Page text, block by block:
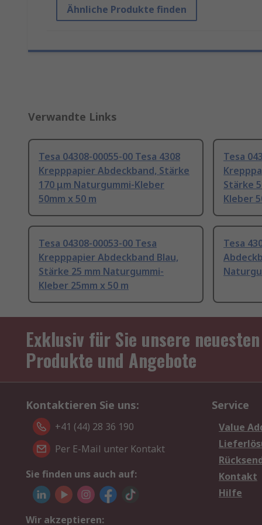
Ähnliche Produkte finden
Verwandte Links
Tesa 04308-00055-00 Tesa 4308
Krepppapier Abdeckband, Stärke
170 μm Naturgummi-Kleber
50mm x 50 m
Tesa
Stärke
Kleber
Tesa 04308-00053-00 Tesa
Krepppapier Abdeckband Blau,
Stärke 25 mm Naturgummi-
Kleber 25mm x 50 m
Tesa
Exklusiv für Sie unsere neuesten
Produkte und Angebote
Kontaktieren Sie uns:
+41 (44) 28 36 190
Per E-Mail unter Kontakt
Sie finden uns auch auf:
Wir akzeptieren:
Service
Value
Kontakt
Hilfe